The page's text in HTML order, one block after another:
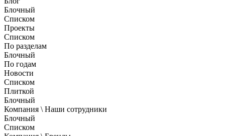
Блочный
Списком
Проекты
Списком
По разделам
Блочный
По годам
Новости
Списком
Плиткой
Блочный
Компания \ Наши сотрудники
Блочный
Списком